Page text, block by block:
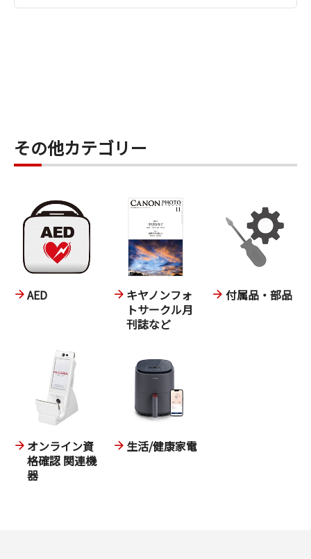
その他カテゴリー
AED
キヤノンフォ
トサークル月
刊誌など
付属品・部品
オンライン資
格確認 関連機
器
生活/健康家電